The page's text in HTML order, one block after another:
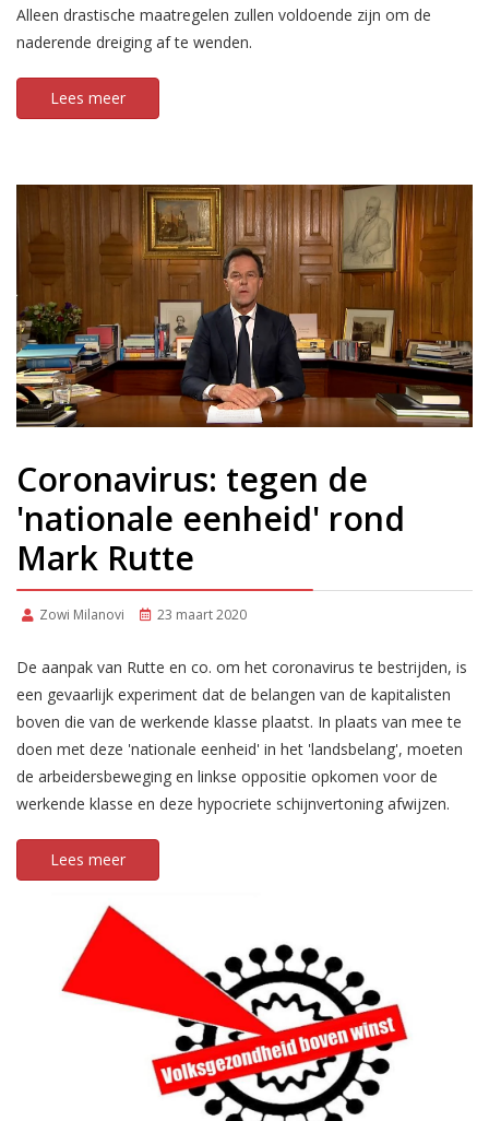
Alleen drastische maatregelen zullen voldoende zijn om de
naderende dreiging af te wenden.
Lees meer
Coronavirus: tegen de
'nationale eenheid' rond
Mark Rutte
Zowi Milanovi 23 maart 2020
De aanpak van Rutte en co. om het coronavirus te bestrijden, is
een gevaarlijk experiment dat de belangen van de kapitalisten
boven die van de werkende klasse plaatst. In plaats van mee te
doen met deze 'nationale eenheid' in het 'landsbelang', moeten
de arbeidersbeweging en linkse oppositie opkomen voor de
werkende klasse en deze hypocriete schijnvertoning afwijzen.
Lees meer